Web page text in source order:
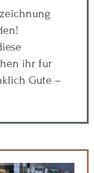
ihr für
Gute –